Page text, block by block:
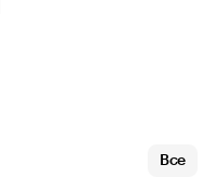
Все